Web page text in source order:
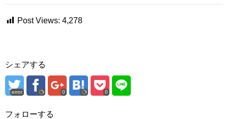
Post Views: 4,278
シェアする
error 0 0
フォローする